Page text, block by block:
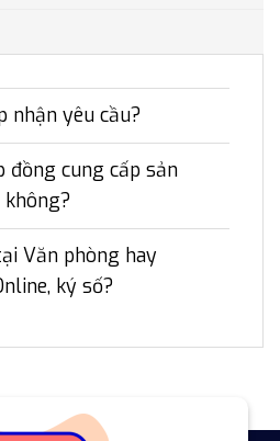
nhận yêu cầu?
đồng cung cấp sản
Văn phòng hay
ký số?